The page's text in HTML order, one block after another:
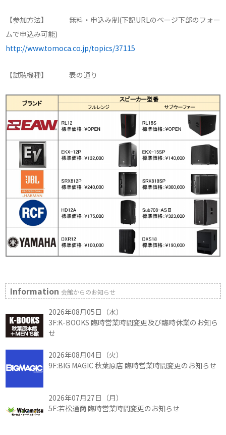
【参加方法】 無料・申込み制(下記URLのページ下部のフォー
ムで申込み可能)
http://www.tomoca.co.jp/topics/37115
【試聴機種】 表の通り
Information会館からのお知らせ
2026年08月05日（水）
3F:K-BOOKS 臨時営業時間変更及び臨時休業のお知ら
せ
2026年08月04日（火）
9F:BIG MAGIC 秋葉原店 臨時営業時間変更のお知らせ
2026年07月27日（月）
5F:若松通商 臨時営業時間変更のお知らせ